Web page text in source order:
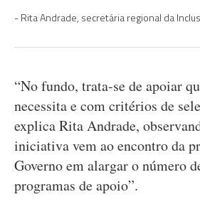
Rita Andrade, secretária regional da
“No fundo, trata-se de apoiar
necessita e com critérios de
explica Rita Andrade,
iniciativa vem ao encontro da
Governo em alargar o número
programas de apoio”.